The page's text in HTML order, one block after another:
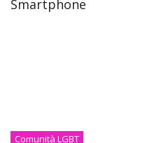
Smartphone
Comunità LGBT